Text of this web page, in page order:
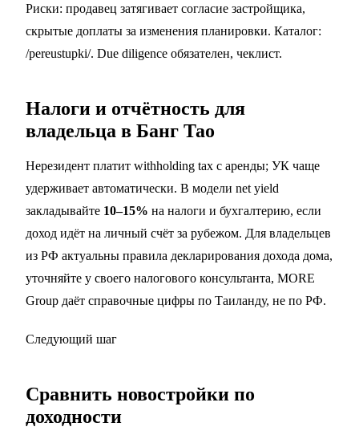
Риски: продавец затягивает согласие застройщика,
скрытые доплаты за изменения планировки. Каталог:
/pereustupki/. Due diligence обязателен, чеклист.
Налоги и отчётность для
владельца в Банг Тао
Нерезидент платит withholding tax с аренды; УК чаще
удерживает автоматически. В модели net yield
закладывайте 10–15% на налоги и бухгалтерию, если
доход идёт на личный счёт за рубежом. Для владельцев
из РФ актуальны правила декларирования дохода дома,
уточняйте у своего налогового консультанта, MORE
Group даёт справочные цифры по Таиланду, не по РФ.
Следующий шаг
Сравнить новостройки по
доходности